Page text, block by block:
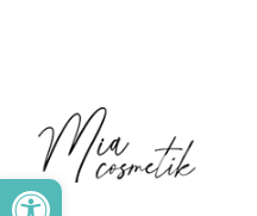
Abrir barra de herramientas